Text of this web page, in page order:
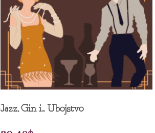
Jazz, Gin i... Ubojstvo